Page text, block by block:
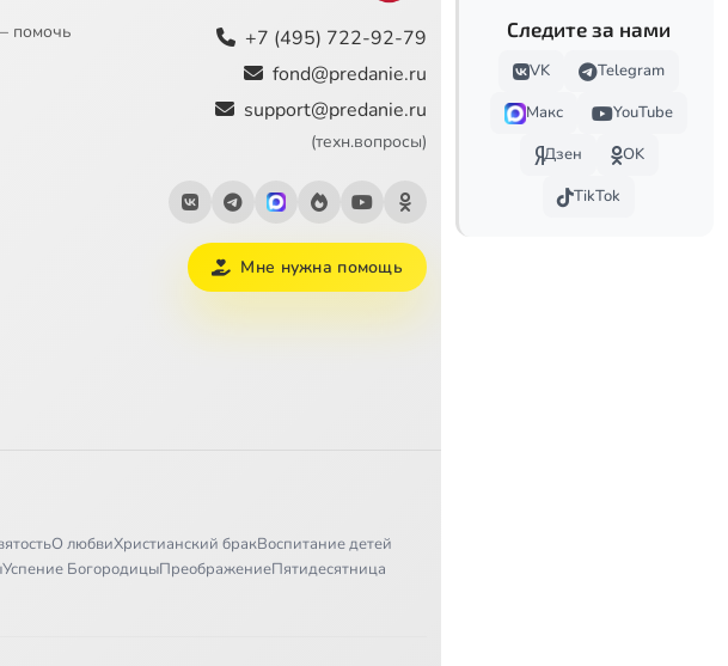
помочь
+7 (495) 722-92-79
fond@predanie.ru
support@predanie.ru
(техн.вопросы)
Мне нужна помощь
О любвиХристианский бракВоспитание детей
Успение БогородицыПреображениеПятидесятница
Следите за нами
VK
Telegram
Макс
YouTube
Дзен
OK
TikTok